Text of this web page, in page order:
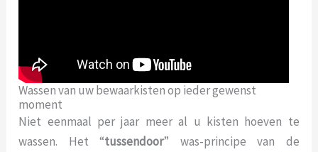
Wassen van uw bewaarkisten op ieder gewenst
moment
Niet eenmaal per jaar meer al u kisten hoeven te
wassen. Het “tussendoor” was-principe van de